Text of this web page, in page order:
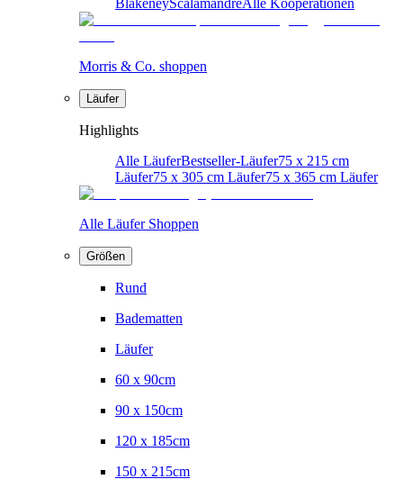
BlakeneyScalamandréAlle Kooperationen
Morris & Co. shoppen
Läufer
Highlights
Alle LäuferBestseller-Läufer75 x 215 cm
Läufer75 x 305 cm Läufer75 x 365 cm Läufer
Alle Läufer Shoppen
Größen
Rund
Badematten
Läufer
60 x 90cm
90 x 150cm
120 x 185cm
150 x 215cm